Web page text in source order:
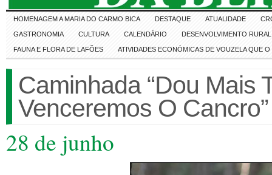
HOMENAGEM A MARIA DO CARMO BICA DESTAQUE ATUALIDADE
GASTRONOMIA CULTURA CALENDÁRIO DESENVOLVIMENTO RURAL
FAUNA E FLORA DE LAFÕES ATIVIDADES ECONÓMICAS DE VOUZELA QUE
Caminhada “Dou Mais
Venceremos O Cancro”
28 de junho